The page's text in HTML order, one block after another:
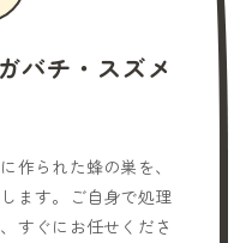
バチ・スズメ
作られた蜂の巣を、
ます。ご自身で処理
すぐにお任せくださ